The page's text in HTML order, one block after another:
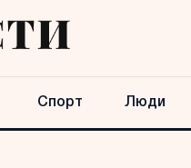
Спорт Люди